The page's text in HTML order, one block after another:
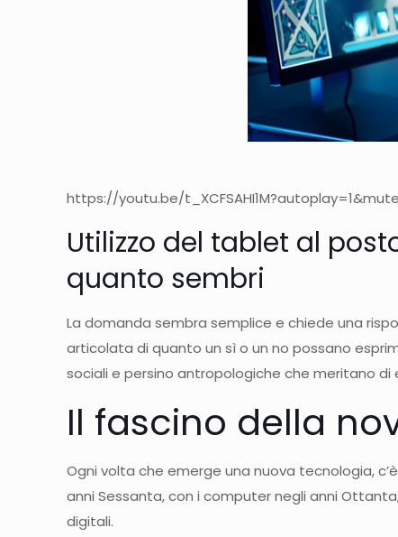
https://youtu.be/
Utilizzo del tablet al
quanto sembri
La domanda sembra semplice e chiede una
articolata di quanto un sì o un no possano
sociali e persino antropologiche che meritano
Il fascino della
Ogni volta che emerge una nuova tecnologia,
anni Sessanta, con i computer negli anni
digitali.